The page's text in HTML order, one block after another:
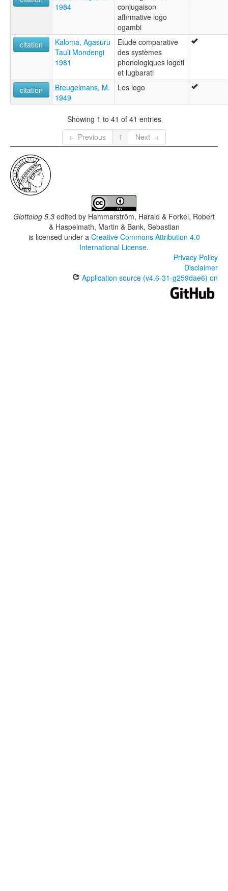
1984
conjugaison
affirmative logo
ogambi
citation
Kaloma, Agasuru
Tauli Mondengi
1981
Etude comparative
des systèmes
phonologiques logoti
et lugbarati
citation
Breugelmans, M.
1949
Les logo
Showing 1 to 41 of 41 entries
← Previous
1 Next →
Glottolog 5.3 edited by Hammarström, Harald & Forkel, Robert
& Haspelmath, Martin & Bank, Sebastian
is licensed under a Creative Commons Attribution 4.0
International License.
Privacy Policy
Disclaimer
Application source (v4.6-31-g259dae6) on